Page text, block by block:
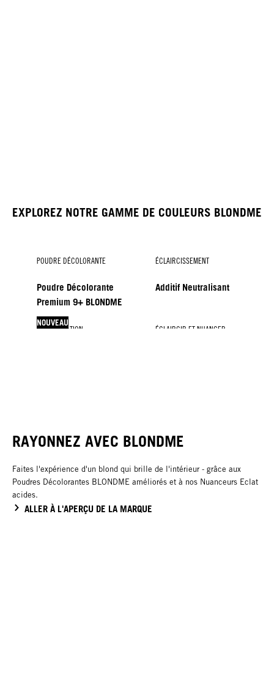
EXPLOREZ NOTRE GAMME DE COULEURS BLONDME
POUDRE DÉCOLORANTE
Poudre Décolorante
Premium 9+ BLONDME
NOUVEAU
ÉCLAIRCISSEMENT
Additif Neutralisant
PASTELLISATION ÉCLAIRCIR ET NUANCER
RAYONNEZ AVEC BLONDME
Faites l'expérience d'un blond qui brille de l'intérieur - grâce aux
Poudres Décolorantes BLONDME améliorés et à nos Nuanceurs Eclat
acides.
ALLER À L'APERÇU DE LA MARQUE